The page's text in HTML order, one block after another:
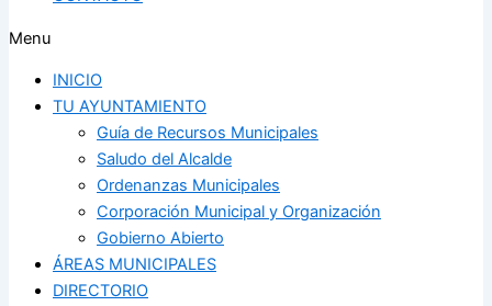
Menu
INICIO
TU AYUNTAMIENTO
Guía de Recursos Municipales
Saludo del Alcalde
Ordenanzas Municipales
Corporación Municipal y Organización
Gobierno Abierto
ÁREAS MUNICIPALES
DIRECTORIO